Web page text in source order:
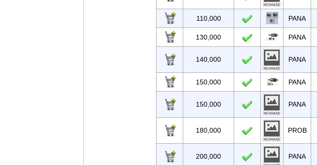
110,000 PANA
130,000 PANA
140,000 PANA
150,000 PANA
150,000 PANA
180,000 PROB
200,000 PANA